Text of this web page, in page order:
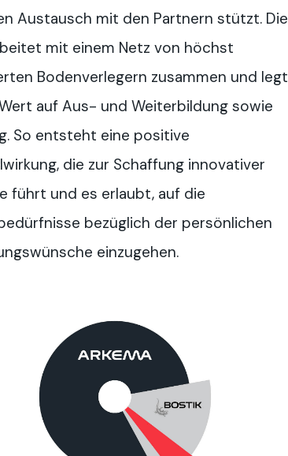
Austausch mit den Partnern stützt. Die
mit einem Netz von höchst
Bodenverlegern zusammen und legt
auf Aus- und Weiterbildung sowie
So entsteht eine positive
die zur Schaffung innovativer
führt und es erlaubt, auf die
bezüglich der persönlichen
einzugehen.